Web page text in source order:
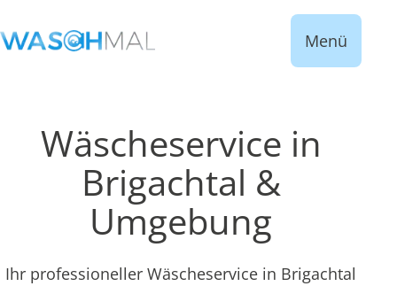
Menü
Wäscheservice in
Brigachtal &
Umgebung
Ihr professioneller Wäscheservice in Brigachtal